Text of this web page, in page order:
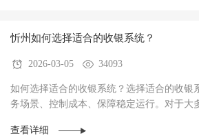
忻州如何选择适合的收银系统？
2026-03-05 34093
如何选择适合的收银系统？选择适合的收银
务场景、控制成本、保障稳定运行‌。对于大
查看详细